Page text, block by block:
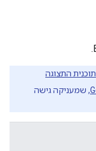
תוכנית התצוגה
, שמעניקה גישה